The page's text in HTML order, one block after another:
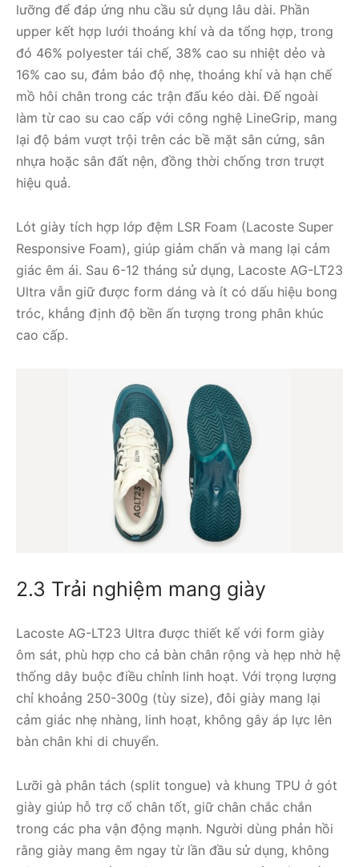
lưỡng để đáp ứng nhu cầu sử dụng lâu dài. Phần
upper kết hợp lưới thoáng khí và da tổng hợp, trong
đó 46% polyester tái chế, 38% cao su nhiệt dẻo và
16% cao su, đảm bảo độ nhẹ, thoáng khí và hạn chế
mồ hôi chân trong các trận đấu kéo dài. Đế ngoài
làm từ cao su cao cấp với công nghệ LineGrip, mang
lại độ bám vượt trội trên các bề mặt sân cứng, sân
nhựa hoặc sân đất nện, đồng thời chống trơn trượt
hiệu quả.
Lót giày tích hợp lớp đệm LSR Foam (Lacoste Super
Responsive Foam), giúp giảm chấn và mang lại cảm
giác êm ái. Sau 6-12 tháng sử dụng, Lacoste AG-LT23
Ultra vẫn giữ được form dáng và ít có dấu hiệu bong
tróc, khẳng định độ bền ấn tượng trong phân khúc
cao cấp.
2.3 Trải nghiệm mang giày
Lacoste AG-LT23 Ultra được thiết kế với form giày
ôm sát, phù hợp cho cả bàn chân rộng và hẹp nhờ hệ
thống dây buộc điều chỉnh linh hoạt. Với trọng lượng
chỉ khoảng 250-300g (tùy size), đôi giày mang lại
cảm giác nhẹ nhàng, linh hoạt, không gây áp lực lên
bàn chân khi di chuyển.
Lưỡi gà phân tách (split tongue) và khung TPU ở gót
giày giúp hỗ trợ cổ chân tốt, giữ chân chắc chắn
trong các pha vận động mạnh. Người dùng phản hồi
rằng giày mang êm ngay từ lần đầu sử dụng, không